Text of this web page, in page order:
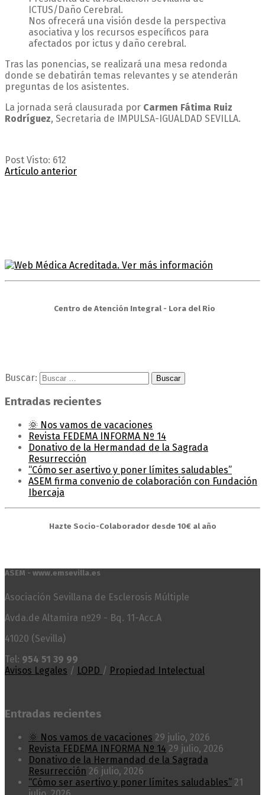
ICTUS/Daño Cerebral.
Nos ofrecerá una visión desde la perspectiva
asociativa y los recursos específicos para
afectados por ictus y daño cerebral.
Tras las ponencias, se realizará una mesa redonda
donde se debatirán temas relevantes y se atenderán
preguntas de los asistentes.
La jornada será clausurada por Carmen Fátima Ruiz
Rodríguez, Secretaria de IMPULSA-IGUALDAD SEVILLA.
Post Visto: 612
Artículo anterior
Centro de Atención Integral - Lora del Rio
Buscar:
Entradas recientes
🌞 Nos vamos de vacaciones
Revista FEDEMA INFORMA Nº 14
Donativo de la Hermandad de la Sagrada
Resurrección
“Cómo ser asertivo y poner límites saludables”
ASEM firma convenio de colaboración con Fundación
Ibercaja
Hazte Socio-Colaborador desde 10€ al año
ASEM - www.emsevilla.es
Asociación Sevillana de Esclerosis Múltiple
Avda.de Altamira nº29 - Bq. 11-Acc.A
41020 (Sevilla)
Tel: 954 51 39 99
Avisos Legales / LOPD / Propiedad Intelectual
Entradas recientes
🌞 Nos vamos de vacaciones 29 julio, 2026
Revista FEDEMA INFORMA Nº 14 29 julio, 2026
Donativo de la Hermandad de la Sagrada
Resurrección 26 julio, 2026
“Cómo ser asertivo y poner límites saludables” 21